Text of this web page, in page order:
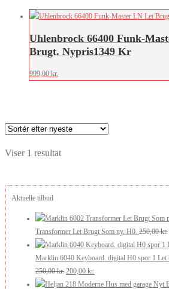
Uhlenbrock 66400 Funk-
Brugt. Nypris1349 Kr
999,00 kr.
Viser 1 resultat
Aktuelle tilbud
Transformer Let Brugt Som ny. H0. 250,00kr.
Marklin 6040 Keyboard. digital H0 spor 1 Let
250,00kr. Den
oprindelige
200,00 kr.
aktuelle